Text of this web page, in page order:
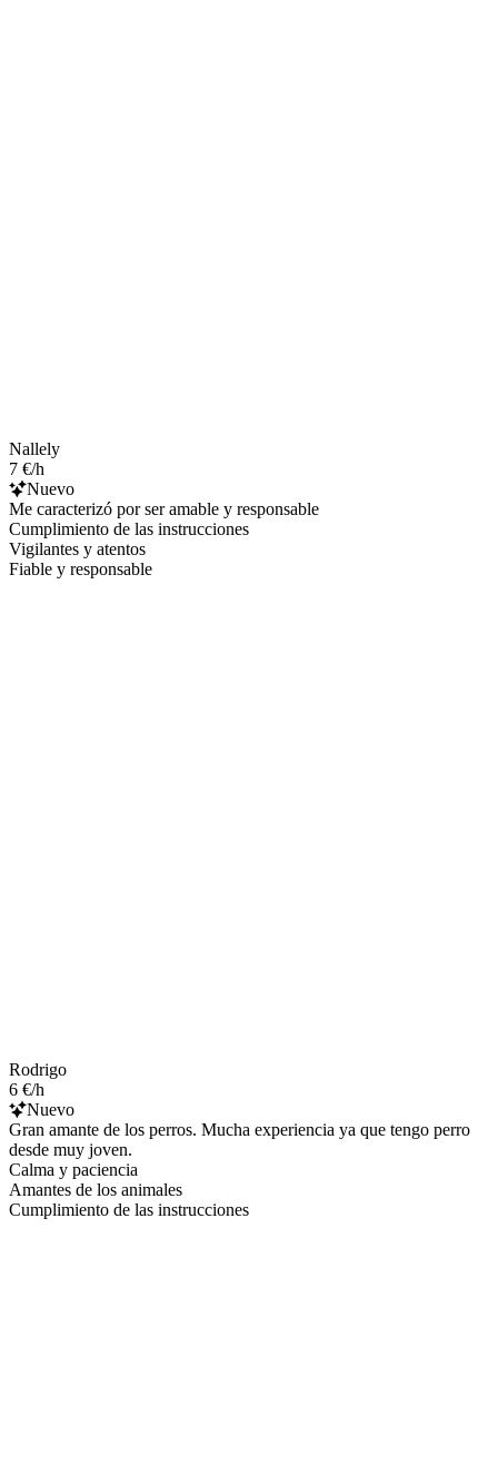
Nallely
7 €/h
Nuevo
Me caracterizó por ser amable y responsable
Cumplimiento de las instrucciones
Vigilantes y atentos
Fiable y responsable
Rodrigo
6 €/h
Nuevo
Gran amante de los perros. Mucha experiencia ya que tengo perro
desde muy joven.
Calma y paciencia
Amantes de los animales
Cumplimiento de las instrucciones